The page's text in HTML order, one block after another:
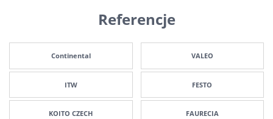
Referencje
Continental
ITW
KOITO CZECH
VALEO
FESTO
FAURECIA